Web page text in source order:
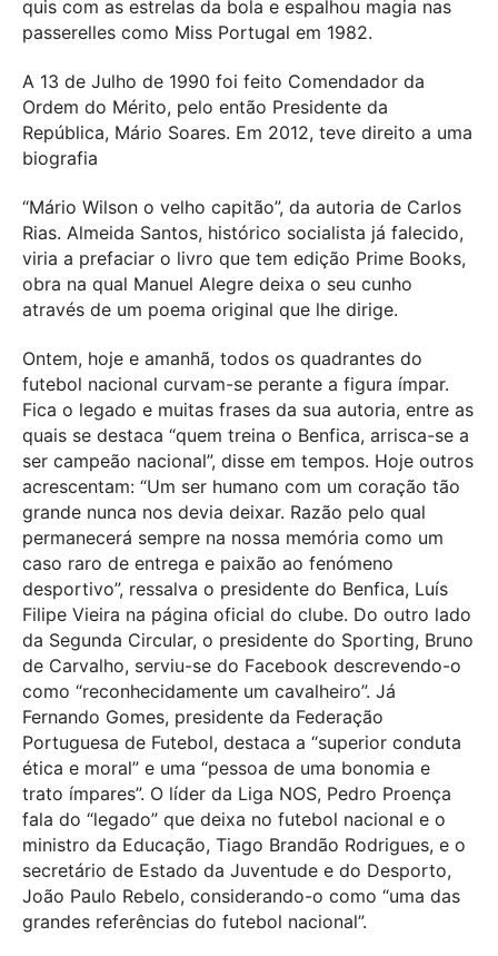
quis com as estrelas da bola e espalhou magia nas
passerelles como Miss Portugal em 1982.
A 13 de Julho de 1990 foi feito Comendador da
Ordem do Mérito, pelo então Presidente da
República, Mário Soares. Em 2012, teve direito a uma
biografia
“Mário Wilson o velho capitão”, da autoria de Carlos
Rias. Almeida Santos, histórico socialista já falecido,
viria a prefaciar o livro que tem edição Prime Books,
obra na qual Manuel Alegre deixa o seu cunho
através de um poema original que lhe dirige.
Ontem, hoje e amanhã, todos os quadrantes do
futebol nacional curvam-se perante a figura ímpar.
Fica o legado e muitas frases da sua autoria, entre as
quais se destaca “quem treina o Benfica, arrisca-se a
ser campeão nacional”, disse em tempos. Hoje outros
acrescentam: “Um ser humano com um coração tão
grande nunca nos devia deixar. Razão pelo qual
permanecerá sempre na nossa memória como um
caso raro de entrega e paixão ao fenómeno
desportivo”, ressalva o presidente do Benfica, Luís
Filipe Vieira na página oficial do clube. Do outro lado
da Segunda Circular, o presidente do Sporting, Bruno
de Carvalho, serviu-se do Facebook descrevendo-o
como “reconhecidamente um cavalheiro”. Já
Fernando Gomes, presidente da Federação
Portuguesa de Futebol, destaca a “superior conduta
ética e moral” e uma “pessoa de uma bonomia e
trato ímpares”. O líder da Liga NOS, Pedro Proença
fala do “legado” que deixa no futebol nacional e o
ministro da Educação, Tiago Brandão Rodrigues, e o
secretário de Estado da Juventude e do Desporto,
João Paulo Rebelo, considerando-o como “uma das
grandes referências do futebol nacional”.